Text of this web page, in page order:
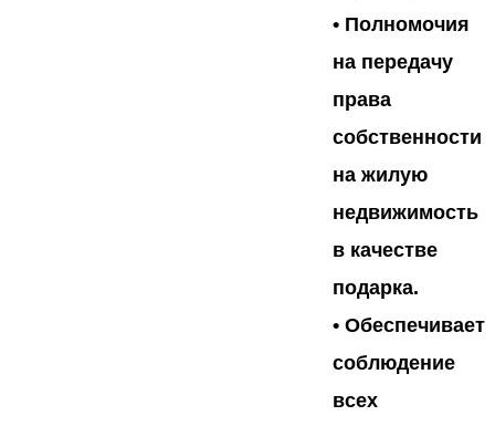
• Полномочия
на передачу
права
собственности
на жилую
недвижимость
в качестве
подарка.
• Обеспечивает
соблюдение
всех